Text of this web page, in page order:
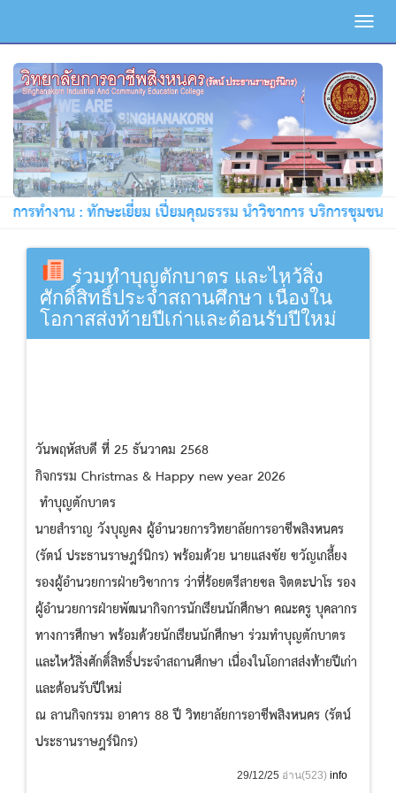
ารทำงาน : ทักษะเยี่ยม เปี่ยมคุณธรรม นำวิชาการ บริการชุมชน !!!
ร่วมทำบุญตักบาตร และไหว้สิ่ง
ศักดิ์สิทธิ์ประจำสถานศึกษา เนื่องใน
โอกาสส่งท้ายปีเก่าและต้อนรับปีใหม่
วันพฤหัสบดี ที่ 25 ธันวาคม 2568
กิจกรรม Christmas & Happy new year 2026
ทำบุญตักบาตร
นายสำราญ วังบุญคง ผู้อำนวยการวิทยาลัยการอาชีพสิงหนคร
(รัตน์ ประธานราษฎร์นิกร) พร้อมด้วย นายแสงชัย ขวัญเกลี้ยง
รองผู้อำนวยการฝ่ายวิชาการ ว่าที่ร้อยตรีสายชล จิตตะปาโร รอง
ผู้อำนวยการฝ่ายพัฒนากิจการนักเรียนนักศึกษา คณะครู บุคลากร
ทางการศึกษา พร้อมด้วยนักเรียนนักศึกษา ร่วมทำบุญตักบาตร
และไหว้สิ่งศักดิ์สิทธิ์ประจำสถานศึกษา เนื่องในโอกาสส่งท้ายปีเก่า
และต้อนรับปีใหม่
ณ ลานกิจกรรม อาคาร 88 ปี วิทยาลัยการอาชีพสิงหนคร (รัตน์
ประธานราษฎร์นิกร)
29/12/25 อ่าน(523) info